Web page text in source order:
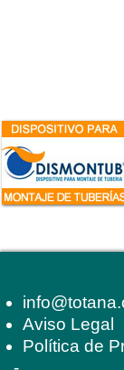
Aviso Legal
Política de